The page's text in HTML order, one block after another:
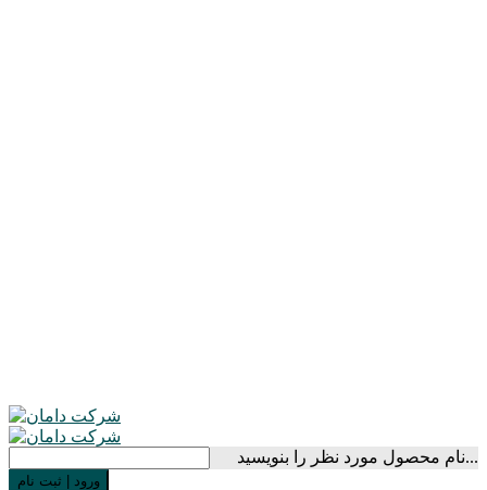
نام محصول مورد نظر را بنویسید...
ورود ثبت نام